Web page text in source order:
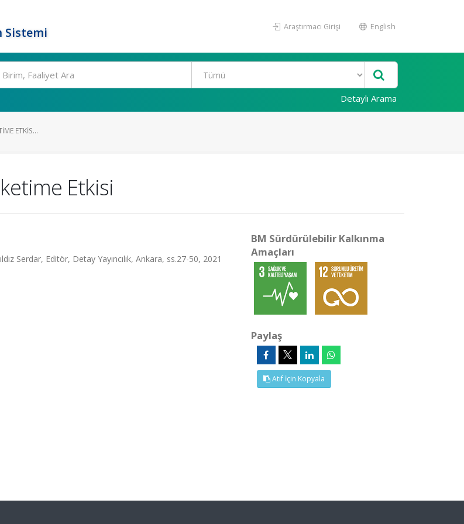
Sistemi
Araştırmacı Girişi English
Detaylı Arama
ETKIS...
Etkisi
Serdar, Editör, Detay Yayıncılık, Ankara, ss.27-50, 2021
BM Sürdürülebilir Kalkınma
Amaçları
Paylaş
Atıf İçin Kopyala